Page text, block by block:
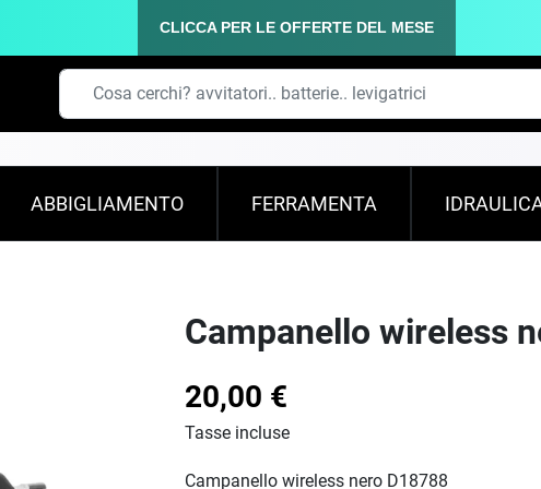
CLICCA PER LE OFFERTE DEL MESE
ABBIGLIAMENTO FERRAMENTA
Campanello wireless
20,00 €
Tasse incluse
Campanello wireless nero D18788